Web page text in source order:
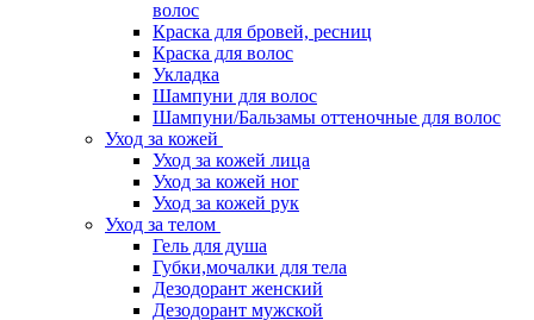
волос
Краска для бровей, ресниц
Краска для волос
Укладка
Шампуни для волос
Шампуни/Бальзамы оттеночные для волос
Уход за кожей
Уход за кожей лица
Уход за кожей ног
Уход за кожей рук
Уход за телом
Гель для душа
Губки,мочалки для тела
Дезодорант женский
Дезодорант мужской